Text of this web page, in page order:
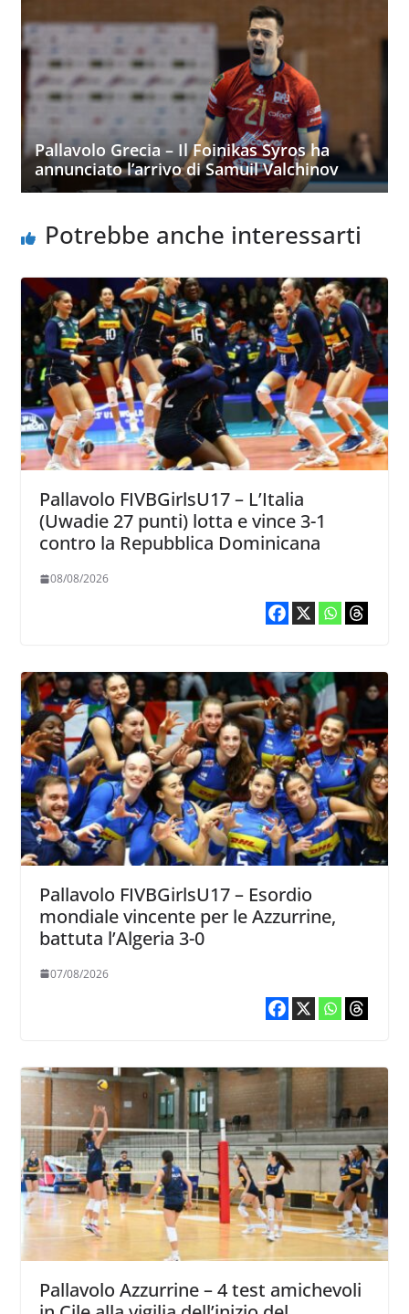
Pallavolo Grecia – Il Foinikas Syros ha
annunciato l’arrivo di Samuil Valchinov
Potrebbe anche interessarti
Pallavolo FIVBGirlsU17 – L’Italia
(Uwadie 27 punti) lotta e vince 3-1
contro la Repubblica Dominicana
08/08/2026
Pallavolo FIVBGirlsU17 – Esordio
mondiale vincente per le Azzurrine,
battuta l’Algeria 3-0
07/08/2026
Pallavolo Azzurrine – 4 test amichevoli